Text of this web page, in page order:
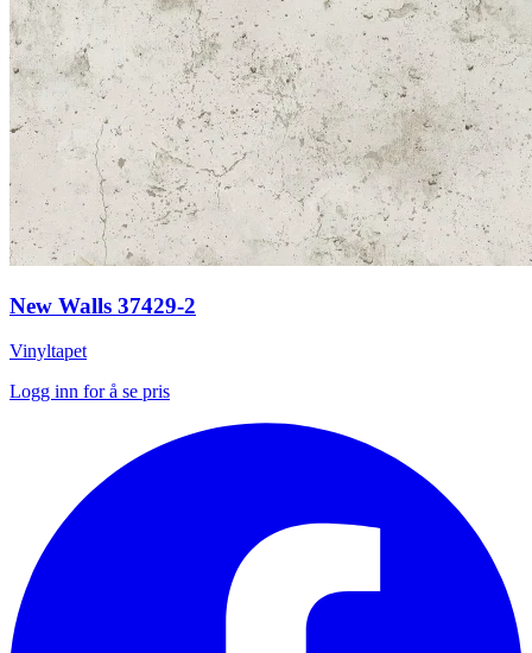
New Walls 37429-2
Vinyltapet
Logg inn for å se pris